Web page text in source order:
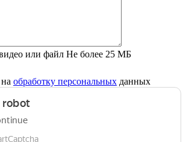
или файл Не более 25 МБ
обработку персональных данных